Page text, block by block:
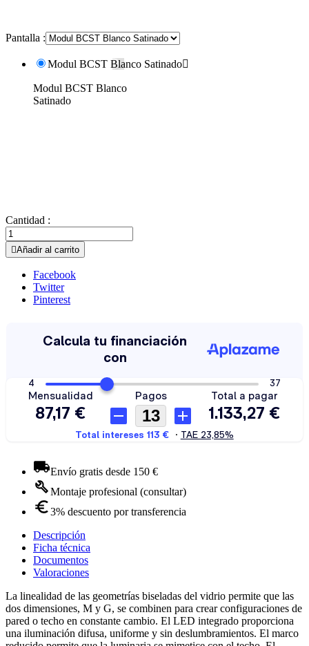
Pantalla :
Modul BCST Blanco Satinado
Modul BCST Blanco
Satinado
Cantidad :
Añadir al carrito
Facebook
Twitter
Pinterest
Envío gratis desde 150 €
Montaje profesional (consultar)
3% descuento por transferencia
Descripción
Ficha técnica
Documentos
Valoraciones
La linealidad de las geometrías biseladas del vidrio permite que las
dos dimensiones, M y G, se combinen para crear configuraciones de
pared o techo en constante cambio. El LED integrado proporciona
una iluminación difusa, uniforme y sin deslumbramientos. El marco